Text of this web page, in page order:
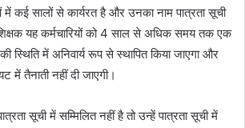
में कई सालों से कार्यरत है और उनका नाम पात्रता सूची
यह कर्मचारियों को 4 साल से अधिक समय तक एक
स्थिति में अनिवार्य रूप से स्थापित किया जाएगा और
में तैनाती नहीं दी जाएगी।
सूची में सम्मिलित नहीं है तो उन्हें पात्रता सूची में